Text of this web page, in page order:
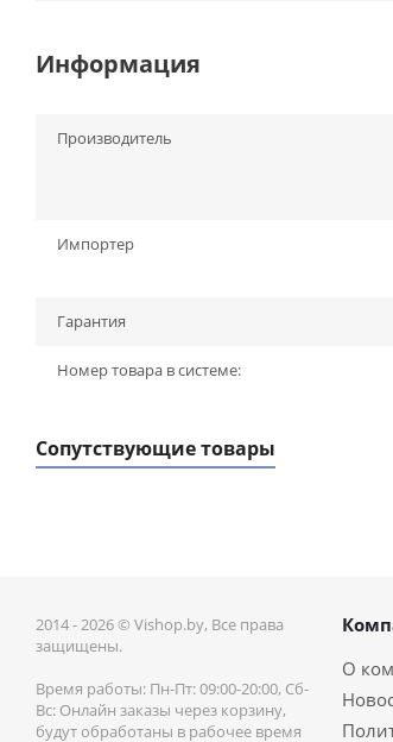
Информация
Производитель
Импортер
Гарантия
Номер товара в системе:
Сопутствующие товары
2014 - 2026 © Vishop.by, Все права
защищены.
Время работы: Пн-Пт: 09:00-20:00, Сб-
Вс: Онлайн заказы через корзину,
будут обработаны в рабочее время
О